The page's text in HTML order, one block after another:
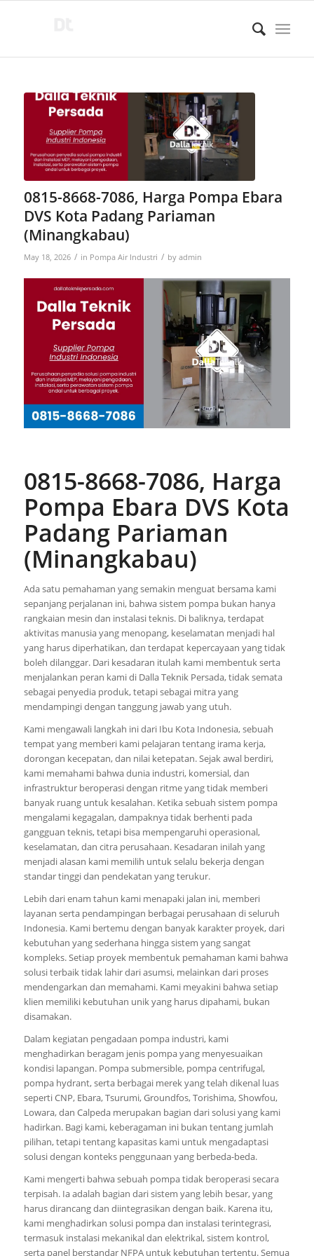
0815-8668-7086, Harga Pompa Ebara
DVS Kota Padang Pariaman
(Minangkabau)
May 18, 2026 / in Pompa Air Industri / by admin
0815-8668-7086, Harga
Pompa Ebara DVS Kota
Padang Pariaman
(Minangkabau)
Ada satu pemahaman yang semakin menguat bersama kami
sepanjang perjalanan ini, bahwa sistem pompa bukan hanya
rangkaian mesin dan instalasi teknis. Di baliknya, terdapat
aktivitas manusia yang menopang, keselamatan menjadi hal
yang harus diperhatikan, dan terdapat kepercayaan yang tidak
boleh dilanggar. Dari kesadaran itulah kami membentuk serta
menjalankan peran kami di Dalla Teknik Persada, tidak semata
sebagai penyedia produk, tetapi sebagai mitra yang
mendampingi dengan tanggung jawab yang utuh.
Kami mengawali langkah ini dari Ibu Kota Indonesia, sebuah
tempat yang memberi kami pelajaran tentang irama kerja,
dorongan kecepatan, dan nilai ketepatan. Sejak awal berdiri,
kami memahami bahwa dunia industri, komersial, dan
infrastruktur beroperasi dengan ritme yang tidak memberi
banyak ruang untuk kesalahan. Ketika sebuah sistem pompa
mengalami kegagalan, dampaknya tidak berhenti pada
gangguan teknis, tetapi bisa mempengaruhi operasional,
keselamatan, dan citra perusahaan. Kesadaran inilah yang
menjadi alasan kami memilih untuk selalu bekerja dengan
standar tinggi dan pendekatan yang terukur.
Lebih dari enam tahun kami menapaki jalan ini, memberi
layanan serta pendampingan berbagai perusahaan di seluruh
Indonesia. Kami bertemu dengan banyak karakter proyek, dari
kebutuhan yang sederhana hingga sistem yang sangat
kompleks. Setiap proyek membentuk pemahaman kami bahwa
solusi terbaik tidak lahir dari asumsi, melainkan dari proses
mendengarkan dan memahami. Kami meyakini bahwa setiap
klien memiliki kebutuhan unik yang harus dipahami, bukan
disamakan.
Dalam kegiatan pengadaan pompa industri, kami
menghadirkan beragam jenis pompa yang menyesuaikan
kondisi lapangan. Pompa submersible, pompa centrifugal,
pompa hydrant, serta berbagai merek yang telah dikenal luas
seperti CNP, Ebara, Tsurumi, Groundfos, Torishima, Showfou,
Lowara, dan Calpeda merupakan bagian dari solusi yang kami
hadirkan. Bagi kami, keberagaman ini bukan tentang jumlah
pilihan, tetapi tentang kapasitas kami untuk mengadaptasi
solusi dengan konteks penggunaan yang berbeda-beda.
Kami mengerti bahwa sebuah pompa tidak beroperasi secara
terpisah. Ia adalah bagian dari sistem yang lebih besar, yang
harus dirancang dan diintegrasikan dengan baik. Karena itu,
kami menghadirkan solusi pompa dan instalasi terintegrasi,
termasuk instalasi mekanikal dan elektrikal, sistem kontrol,
serta panel berstandar NFPA untuk kebutuhan tertentu. Semua